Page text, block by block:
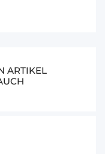
ARTIKEL